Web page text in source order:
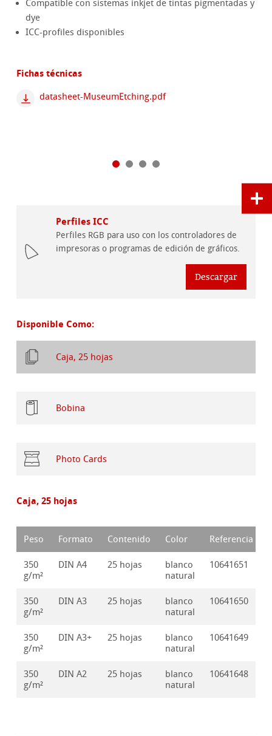
Compatible con sistemas inkjet de tintas pigmentadas y
dye
ICC-profiles disponibles
Fichas técnicas
datasheet-MuseumEtching.pdf
Perfiles ICC
Perfiles RGB para uso con los controladores de
impresoras o programas de edición de gráficos.
Descargar
Disponible Como:
Caja, 25 hojas
Bobina
Photo Cards
Caja, 25 hojas
Peso Formato Contenido Color Referencia
350
g/m²
DIN A4 25 hojas
blanco
natural
10641651
350
g/m²
DIN A3 25 hojas
blanco
natural
10641650
350
g/m²
DIN A3+ 25 hojas
blanco
natural
10641649
350
g/m²
DIN A2 25 hojas
blanco
natural
10641648